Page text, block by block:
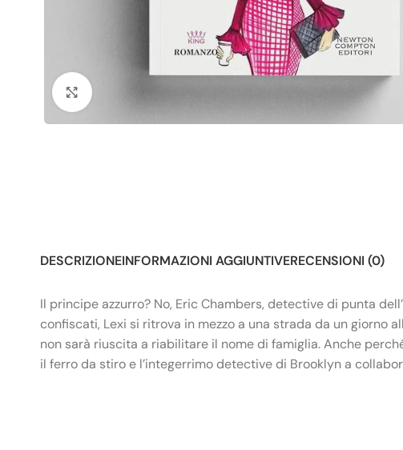
DESCRIZIONEINFORMAZIONI AGGIUNTIVERECENSIONI (0)
Il principe azzurro? No, Eric Chambers, detective di punta
confiscati, Lexi si ritrova in mezzo a una strada da un giorno
non sarà riuscita a riabilitare il nome di famiglia. Anche
il ferro da stiro e l’integerrimo detective di Brooklyn a